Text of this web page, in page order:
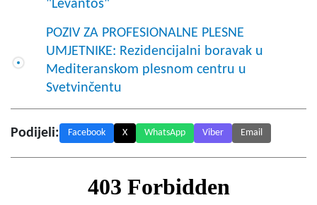
"Levantos"
POZIV ZA PROFESIONALNE PLESNE
UMJETNIKE: Rezidencijalni boravak u
Mediteranskom plesnom centru u
Svetvinčentu
Podijeli: Facebook X WhatsApp Viber Email